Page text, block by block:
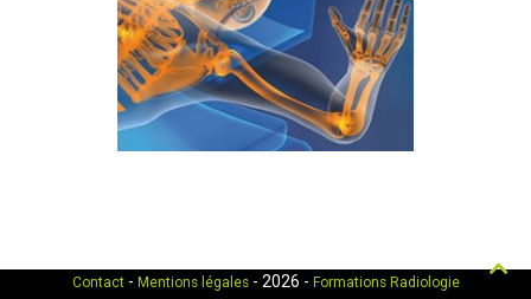
Contact- Mentions légales- 2026 - Formations Radiologie